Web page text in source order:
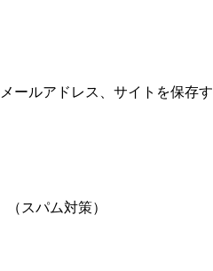
ールアドレス、サイトを保存す
スパム対策）